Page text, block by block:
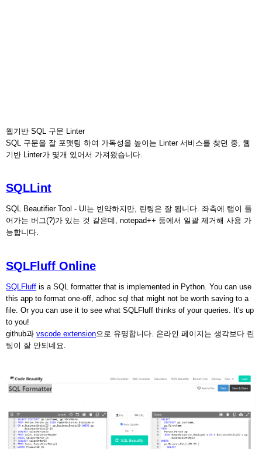
웹기반 SQL 구문 Linter
SQL 구문을 잘 포맷팅 하여 가독성을 높이는 Linter 서비스를 찾던 중, 웹
기반 Linter가 몇개 있어서 가져왔습니다.
SQLLint
SQL Beautifier Tool - UI는 빈약하지만, 린팅은 잘 됩니다. 좌측에 탭이 들
어가는 버그(?)가 있는 것 같은데, notepad++ 등에서 일괄 제거해 사용 가
능합니다.
SQLFluff Online
SQLFluff is a SQL formatter that is implemented in Python. You can use
this app to format one-off, adhoc sql that might not be worth saving to a
file. Or you can use it to see what SQLFluff thinks of your queries. It's up
to you!
github과 vscode extension으로 유명합니다. 온라인 페이지는 생각보다 린
팅이 잘 안되네요.